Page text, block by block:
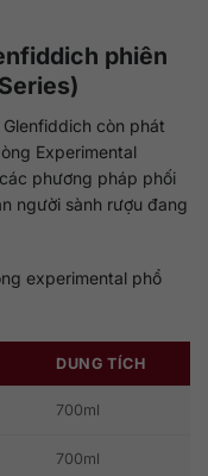
phiên
còn phát
Experimental
phương pháp phối
người sành rượu đang
experimental phổ
DUNG TÍCH
700ml
700ml